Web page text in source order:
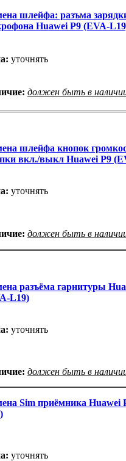
шлейфа: разъма
Huawei P9 (EVA-
уточнять
должен быть в
шлейфа кнопок
вкл./выкл Huawei P9
уточнять
должен быть в
разъёма гарнитуры
L19)
уточнять
должен быть в
Sim приёмника Huawei
уточнять